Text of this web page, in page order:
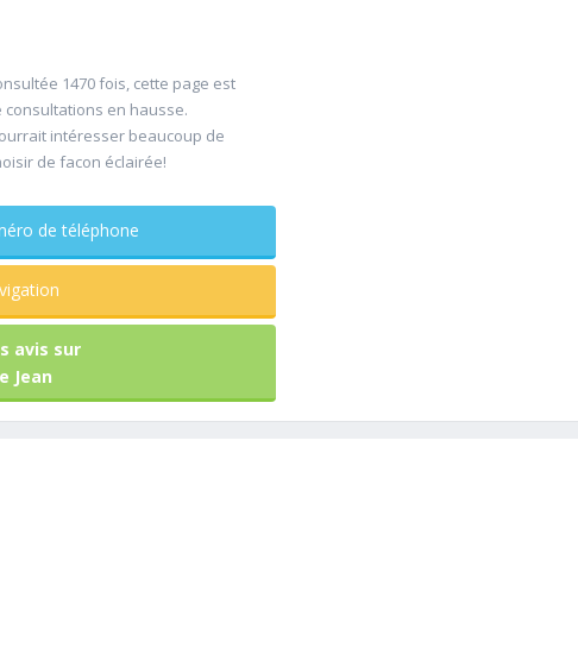
1470 fois, cette page est
en hausse.
intéresser beaucoup de
de facon éclairée!
le numéro de téléphone
avis sur
Jean